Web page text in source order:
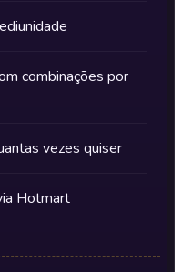
combinações por
vezes quiser
Hotmart